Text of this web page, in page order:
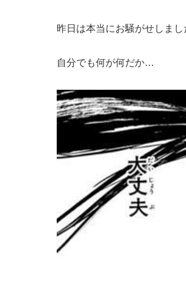
昨日は本当にお騒がせしまし
自分でも何が何だか…